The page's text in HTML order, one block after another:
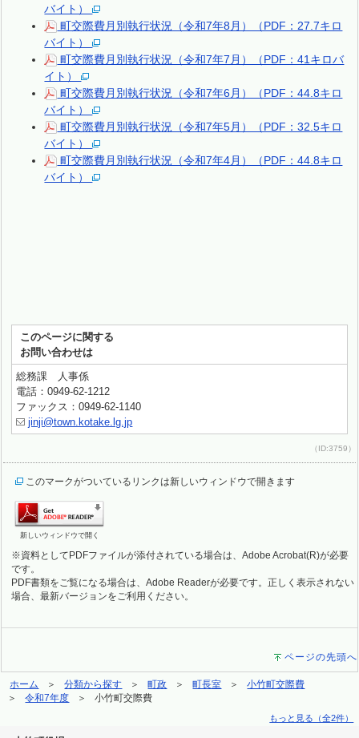
バイト）
町交際費月別執行状況（令和7年8月）（PDF：27.7キロ
バイト）
町交際費月別執行状況（令和7年7月）（PDF：41キロバ
イト）
町交際費月別執行状況（令和7年6月）（PDF：44.8キロ
バイト）
町交際費月別執行状況（令和7年5月）（PDF：32.5キロ
バイト）
町交際費月別執行状況（令和7年4月）（PDF：44.8キロ
バイト）
このページに関する
お問い合わせは
総務課 人事係
電話：0949-62-1212
ファックス：0949-62-1140
jinji@town.kotake.lg.jp
（ID:3759）
このマークがついているリンクは新しいウィンドウで開きます
新しいウィンドウで開く
※資料としてPDFファイルが添付されている場合は、Adobe Acrobat(R)が必要
です。
PDF書類をご覧になる場合は、Adobe Readerが必要です。正しく表示されない
場合、最新バージョンをご利用ください。
ページの先頭へ
ホーム 分類から探す 町政 町長室
小竹町交際費
令和7年度
小竹町交際費
もっと見る（全2件）